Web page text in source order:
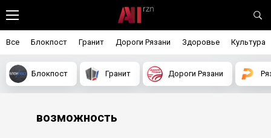
Все Блокпост Гранит Дороги Рязани Здоровье Культура
Блокпост Гранит Дороги Рязани
возможность